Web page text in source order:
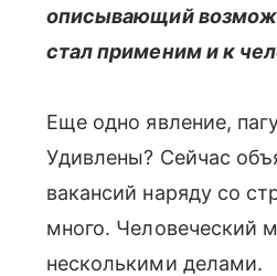
описывающий
стал применим и к
Еще одно явление,
Удивлены? Сейчас
вакансий наряду со
много. Человеческий
несколькими делами.